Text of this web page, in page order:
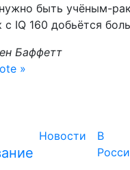
быть учёным-
с IQ 160 добьётся
Баффетт
»
Новости
В